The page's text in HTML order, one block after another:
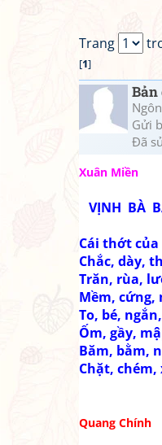
Trang
[1]
Bản
Gửi
Đã
Xuân Miền
VỊNH BÀ
Cái thớt
Chắc, dày,
Trăn, rùa,
Mềm, cứng,
To, bé,
Ốm, gầy,
Băm, bằm,
Chặt,
Quang Chính